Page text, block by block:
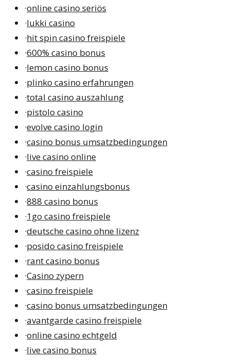
·online casino seriös
·lukki casino
·hit spin casino freispiele
·600% casino bonus
·lemon casino bonus
·plinko casino erfahrungen
·total casino auszahlung
·pistolo casino
·evolve casino login
·casino bonus umsatzbedingungen
·live casino online
·casino freispiele
·casino einzahlungsbonus
·888 casino bonus
·1go casino freispiele
·deutsche casino ohne lizenz
·posido casino freispiele
·rant casino bonus
·Casino zypern
·casino freispiele
·casino bonus umsatzbedingungen
·avantgarde casino freispiele
·online casino echtgeld
·live casino bonus